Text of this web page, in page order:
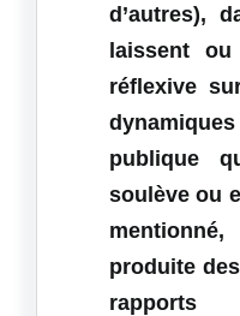
d’autres),
laissent
réflexive
publique
soulève ou
produite
rapports